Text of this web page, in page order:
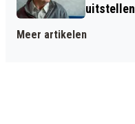
uitstellen
Meer artikelen